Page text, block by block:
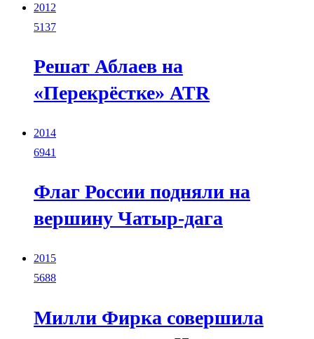
2012
5137
Решат Аблаев на
«Перекрёстке» ATR
2014
6941
Флаг России подняли на
вершину Чатыр-дага
2015
5688
Милли Фирка совершила